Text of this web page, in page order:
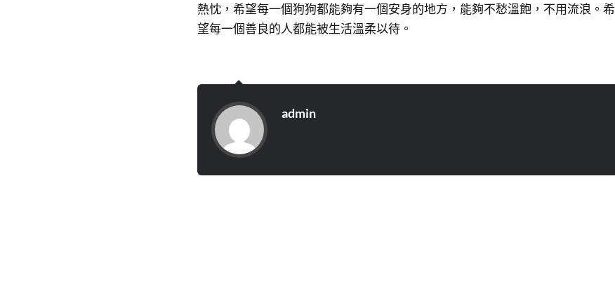
熱忱，希望每一個狗狗都能夠有一個安身的地方，能夠不愁溫飽，不用流浪。希
望每一個善良的人都能被生活溫柔以待。
admin